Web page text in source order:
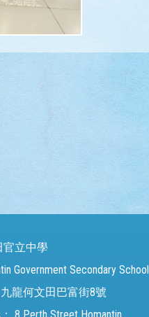
官立中學
Government Secondary School
九龍何文田巴富街8號